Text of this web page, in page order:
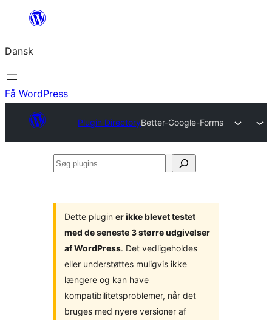
Spring
indhold
Dansk
Få WordPress
Plugin DirectoryBetter-Google-Forms
Søg
Dette plugin er ikke blevet testet
med de seneste 3 større udgivelser
af WordPress. Det vedligeholdes
eller understøttes muligvis ikke
længere og kan have
kompatibilitetsproblemer, når det
bruges med nyere versioner af